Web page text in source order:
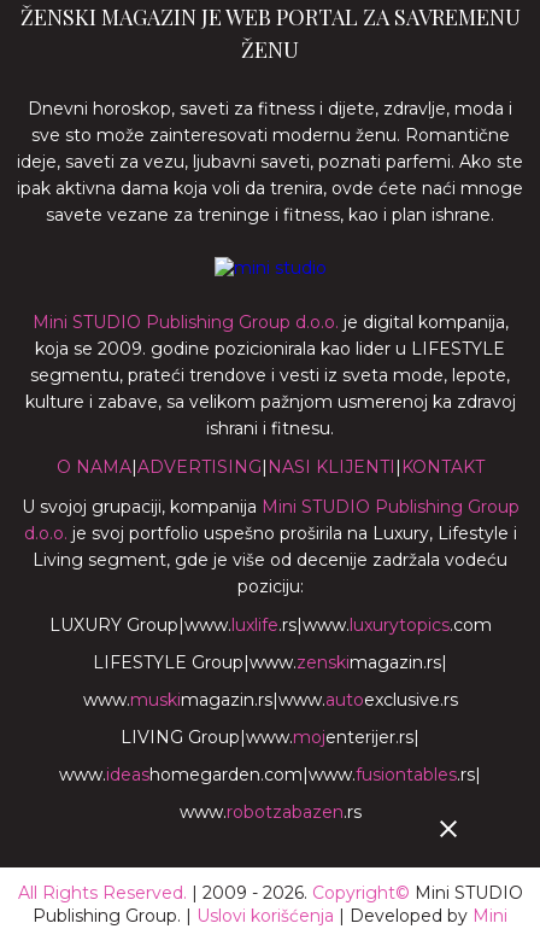
ŽENSKI MAGAZIN JE WEB PORTAL ZA SAVREMENU
ŽENU
Dnevni horoskop, saveti za fitness i dijete, zdravlje, moda i
sve sto može zainteresovati modernu ženu. Romantične
ideje, saveti za vezu, ljubavni saveti, poznati parfemi. Ako ste
ipak aktivna dama koja voli da trenira, ovde ćete naći mnoge
savete vezane za treninge i fitness, kao i plan ishrane.
Mini STUDIO Publishing Group d.o.o. je digital kompanija,
koja se 2009. godine pozicionirala kao lider u LIFESTYLE
segmentu, prateći trendove i vesti iz sveta mode, lepote,
kulture i zabave, sa velikom pažnjom usmerenoj ka zdravoj
ishrani i fitnesu.
O NAMA|ADVERTISING| NASI KLIJENTI | KONTAKT
U svojoj grupaciji, kompanija Mini STUDIO Publishing Group
d.o.o. je svoj portfolio uspešno proširila na Luxury, Lifestyle i
Living segment, gde je više od decenije zadržala vodeću
poziciju:
LUXURY Group|www.luxlife.rs|www.luxurytopics.com
LIFESTYLE Group|www.zenskimagazin.rs|
www.muskimagazin.rs|www.autoexclusive.rs
LIVING Group|www.mojenterijer.rs|
www.ideashomegarden.com|www.fusiontables.rs|
www.robotzabazen.rs
All Rights Reserved. | 2009 - 2026. Copyright© Mini STUDIO
Publishing Group. | Uslovi korišćenja | Developed by Mini